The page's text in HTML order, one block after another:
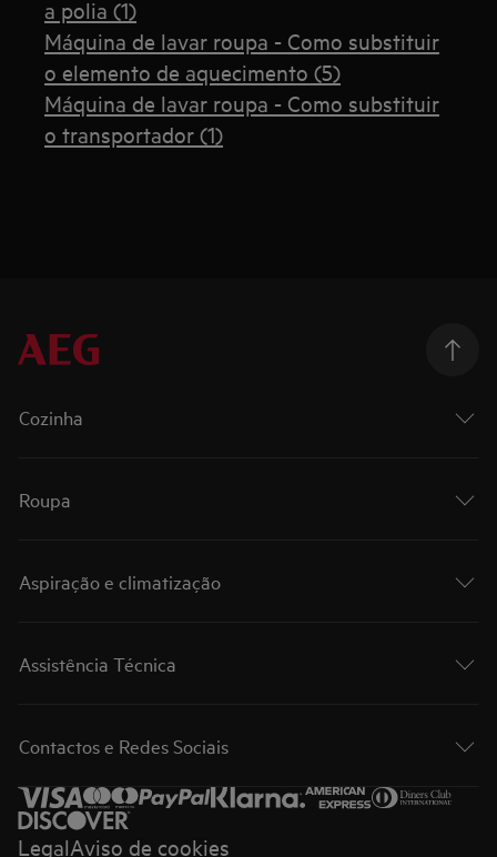
a polia (1)
Máquina de lavar roupa - Como substituir
o elemento de aquecimento (5)
Máquina de lavar roupa - Como substituir
o transportador (1)
Cozinha
Roupa
Aspiração e climatização
Assistência Técnica
Contactos e Redes Sociais
LegalAviso de cookies